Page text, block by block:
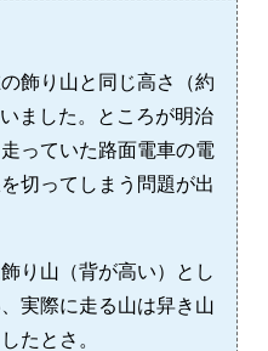
飾り山と同じ高さ（約
ました。ところが明治
っていた路面電車の電
切ってしまう問題が出
り山（背が高い）とし
実際に走る山は舁き山
たとさ。